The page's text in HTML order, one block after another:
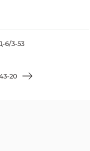
6/3-53
20